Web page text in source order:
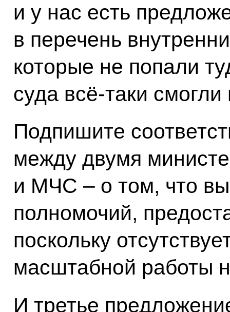
и у нас есть
в перечень
которые не попали
суда всё‑таки
Подпишите
между двумя
и МЧС – о том, что вы
полномочий,
поскольку
масштабной работы
И третье